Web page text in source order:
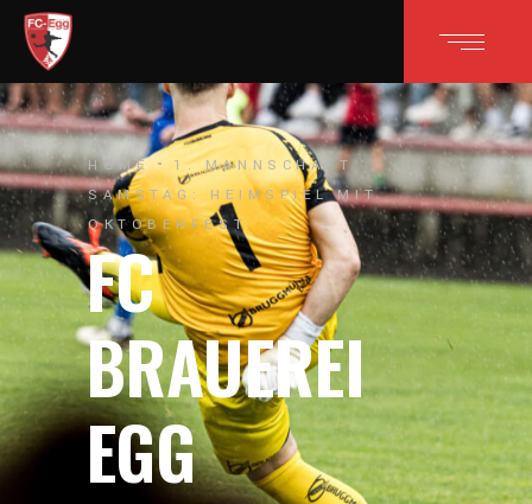
HOME
1. MANNSCHAFT
SAMSTAG: HEIMSPIEL MIT
OKTOBERFEST
FC
BRAUEREI
EGG